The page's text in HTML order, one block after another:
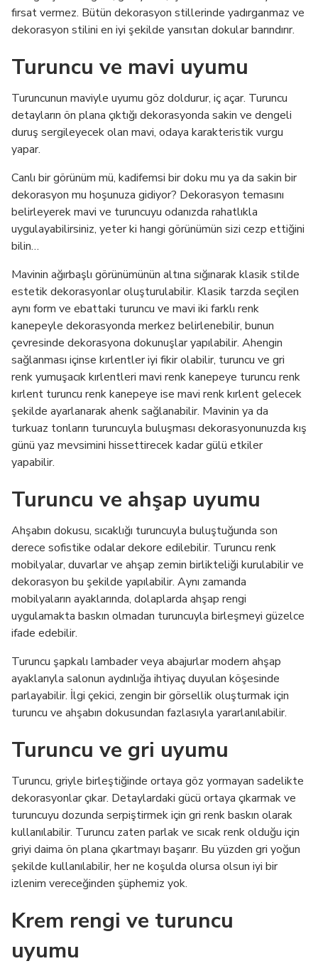
fırsat vermez. Bütün dekorasyon stillerinde yadırganmaz ve
dekorasyon stilini en iyi şekilde yansıtan dokular barındırır.
Turuncu ve mavi uyumu
Turuncunun maviyle uyumu göz doldurur, iç açar. Turuncu
detayların ön plana çıktığı dekorasyonda sakin ve dengeli
duruş sergileyecek olan mavi, odaya karakteristik vurgu
yapar.
Canlı bir görünüm mü, kadifemsi bir doku mu ya da sakin bir
dekorasyon mu hoşunuza gidiyor? Dekorasyon temasını
belirleyerek mavi ve turuncuyu odanızda rahatlıkla
uygulayabilirsiniz, yeter ki hangi görünümün sizi cezp ettiğini
bilin…
Mavinin ağırbaşlı görünümünün altına sığınarak klasik stilde
estetik dekorasyonlar oluşturulabilir. Klasik tarzda seçilen
aynı form ve ebattaki turuncu ve mavi iki farklı renk
kanepeyle dekorasyonda merkez belirlenebilir, bunun
çevresinde dekorasyona dokunuşlar yapılabilir. Ahengin
sağlanması içinse kırlentler iyi fikir olabilir, turuncu ve gri
renk yumuşacık kırlentleri mavi renk kanepeye turuncu renk
kırlent turuncu renk kanepeye ise mavi renk kırlent gelecek
şekilde ayarlanarak ahenk sağlanabilir. Mavinin ya da
turkuaz tonların turuncuyla buluşması dekorasyonunuzda kış
günü yaz mevsimini hissettirecek kadar gülü etkiler
yapabilir.
Turuncu ve ahşap uyumu
Ahşabın dokusu, sıcaklığı turuncuyla buluştuğunda son
derece sofistike odalar dekore edilebilir. Turuncu renk
mobilyalar, duvarlar ve ahşap zemin birlikteliği kurulabilir ve
dekorasyon bu şekilde yapılabilir. Aynı zamanda
mobilyaların ayaklarında, dolaplarda ahşap rengi
uygulamakta baskın olmadan turuncuyla birleşmeyi güzelce
ifade edebilir.
Turuncu şapkalı lambader veya abajurlar modern ahşap
ayaklarıyla salonun aydınlığa ihtiyaç duyulan köşesinde
parlayabilir. İlgi çekici, zengin bir görsellik oluşturmak için
turuncu ve ahşabın dokusundan fazlasıyla yararlanılabilir.
Turuncu ve gri uyumu
Turuncu, griyle birleştiğinde ortaya göz yormayan sadelikte
dekorasyonlar çıkar. Detaylardaki gücü ortaya çıkarmak ve
turuncuyu dozunda serpiştirmek için gri renk baskın olarak
kullanılabilir. Turuncu zaten parlak ve sıcak renk olduğu için
griyi daima ön plana çıkartmayı başarır. Bu yüzden gri yoğun
şekilde kullanılabilir, her ne koşulda olursa olsun iyi bir
izlenim vereceğinden şüphemiz yok.
Krem rengi ve turuncu
uyumu